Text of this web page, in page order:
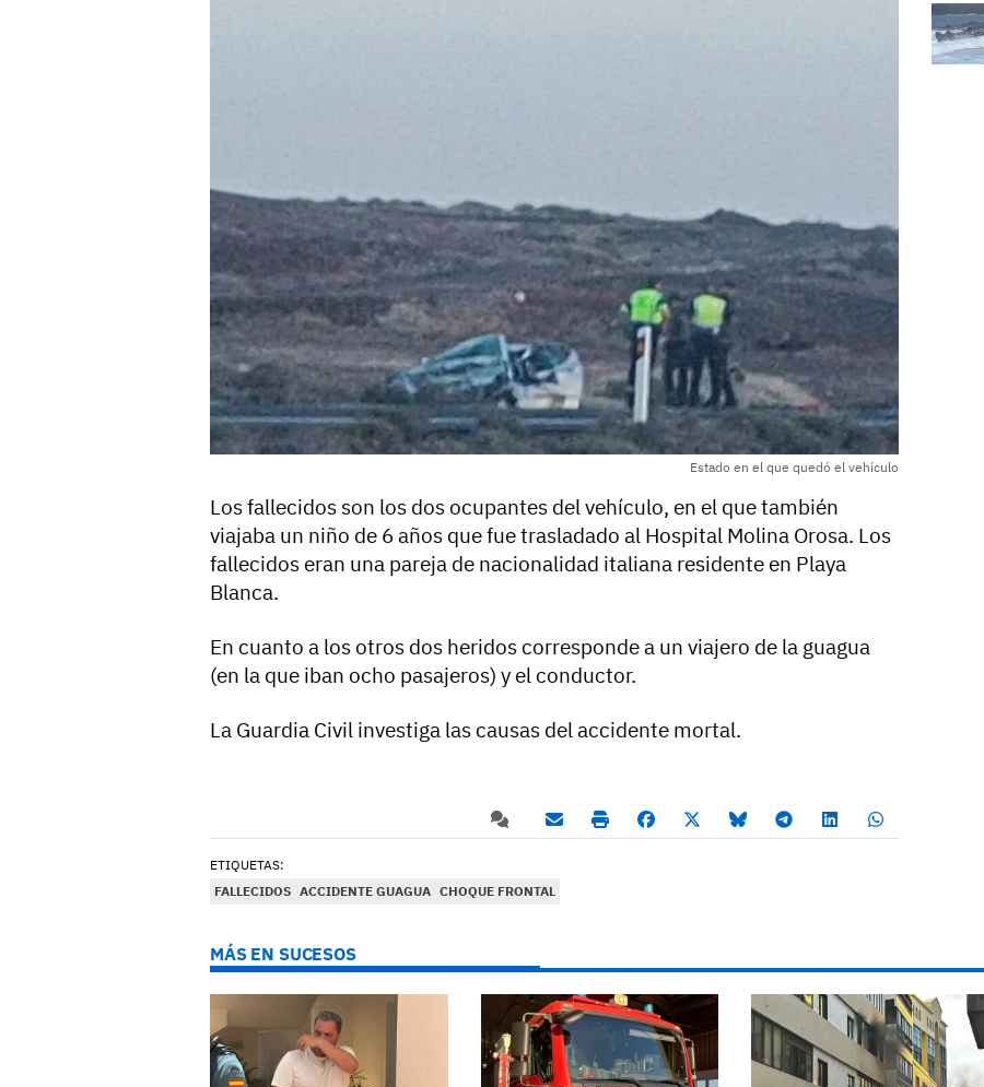
Estado en el que quedó el vehículo
Los fallecidos son los dos ocupantes del vehículo, en el que también
viajaba un niño de 6 años que fue trasladado al Hospital Molina Orosa. Los
fallecidos eran una pareja de nacionalidad italiana residente en Playa
Blanca.
En cuanto a los otros dos heridos corresponde a un viajero de la guagua
(en la que iban ocho pasajeros) y el conductor.
La Guardia Civil investiga las causas del accidente mortal.
ETIQUETAS:
FALLECIDOS ACCIDENTE GUAGUA CHOQUE FRONTAL
MÁS EN SUCESOS